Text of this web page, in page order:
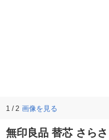
1 / 2 画像を見る
無印良品 替芯 さら